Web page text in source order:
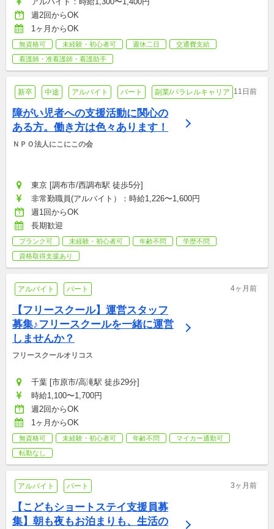
週2回からOK
1ヶ月からOK
無資格可 未経験・初心者可 週休二日
交通費支給
看護師・准看護師・看護助手
新卒 中途 アルバイト パート 副業/パラレルキャリア 11日前
障がい児者への支援活動に関心の
ある方。働き方は色々あります！
ＮＰＯ法人にこにこの会
東京 [調布市/西調布駅 徒歩5分]
非常勤職員(アルバイト）：時給1,226〜1,600円
週1回からOK
長期歓迎
ブランク可 未経験・初心者可 年齢不問
学歴不問
資格取得支援あり
アルバイト パート 4ヶ月前
【フリースクール】運営スタッフ
募集♪フリースクールを一緒に運営
しませんか？
フリースクールオリコス
千葉 [市原市/高滝駅 徒歩29分]
時給1,100〜1,700円
週2回からOK
1ヶ月からOK
無資格可 未経験・初心者可 年齢不問
マイカー通勤可
転勤なし
アルバイト パート 3ヶ月前
【こどもショートステイ支援員募
集】朝も夜もお泊まりも、生活の